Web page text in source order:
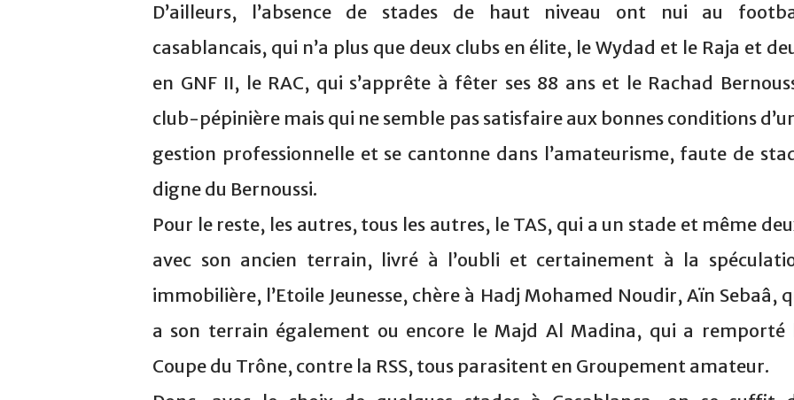
D’ailleurs, l’absence de stades de haut niveau ont nui au
casablancais, qui n’a plus que deux clubs en élite, le Wydad et le Raja et
en GNF II, le RAC, qui s’apprête à fêter ses 88 ans et le Rachad
club-pépinière mais qui ne semble pas satisfaire aux bonnes conditions
gestion professionnelle et se cantonne dans l’amateurisme, faute de
digne du Bernoussi.
Pour le reste, les autres, tous les autres, le TAS, qui a un stade et même
avec son ancien terrain, livré à l’oubli et certainement à la
immobilière, l’Etoile Jeunesse, chère à Hadj Mohamed Noudir, Aïn Sebaâ,
a son terrain également ou encore le Majd Al Madina, qui a remporté
Coupe du Trône, contre la RSS, tous parasitent en Groupement amateur.